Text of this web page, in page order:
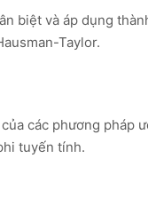
biệt và áp dụng
Taylor.
các phương pháp
tuyến tính.